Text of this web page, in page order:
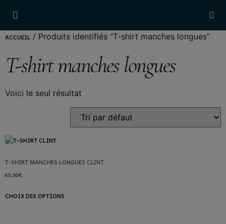
ACCUEIL / Produits identifiés “T-shirt manches longues”
T-shirt manches longues
Voici le seul résultat
T-SHIRT MANCHES LONGUES CLINT
65,00€
CHOIX DES OPTIONS